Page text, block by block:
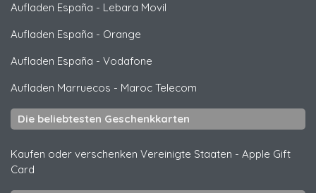
Aufladen España - Lebara Movil
Aufladen España - Orange
Aufladen España - Vodafone
Aufladen Marruecos - Maroc Telecom
Die beliebtesten Geschenkkarten
Kaufen oder verschenken Vereinigte Staaten - Apple Gift
Card